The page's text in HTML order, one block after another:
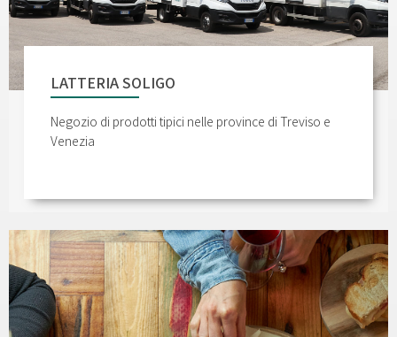
LATTERIA SOLIGO
Negozio di prodotti tipici nelle province di Treviso e
Venezia